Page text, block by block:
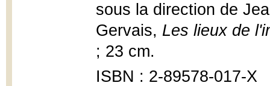
sous la direction de
Gervais, Les lieux de
; 23 cm.
ISBN : 2-89578-017-X